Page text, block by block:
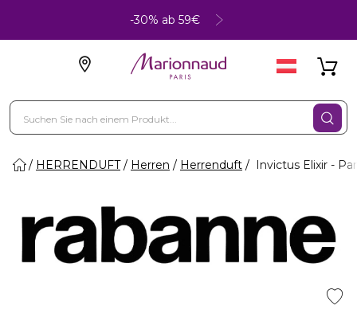
-30% ab 59€
HERRENDUFT Herren Herrenduft Invictus Elixir -